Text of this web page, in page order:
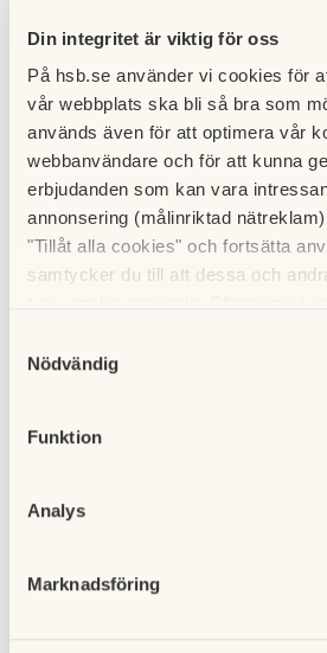
Din integritet är viktig för oss
På hsb.se använder vi cookies för
vår webbplats ska bli så bra som
används även för att optimera vår
webbanvändare och för att kunna
erbjudanden som kan vara
annonsering (målinriktad
"Tillåt alla cookies" och fortsätta
samtycker du till att dessa och
cookies och välja att endast tillåta
Nödvändig
Funktion
Analys
Marknadsföring
Vi önskar er en trevlig läsning!
VoltenNytt maj.pdf
Till nyhetslistan
Föregående nyhet
Avstängda tvättstugor
28 maj 2026